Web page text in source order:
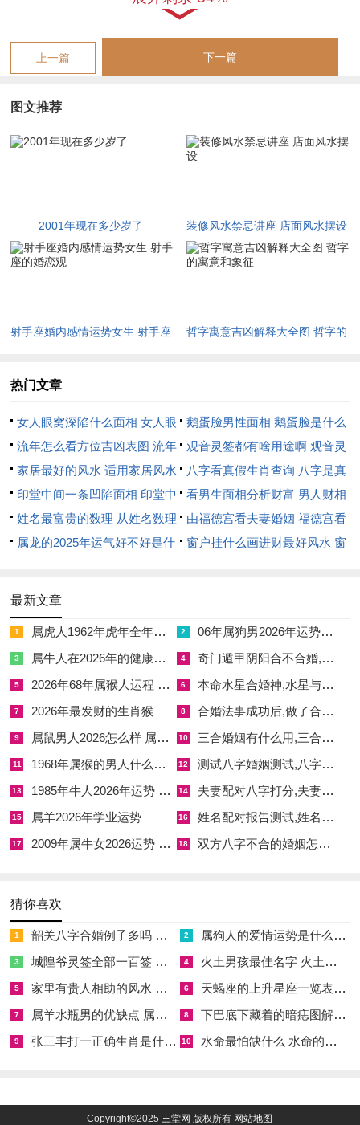
而不补水，则健康易受呼吸为你或心血管问题侵扰，通晓此理，
可提前规划养生与职业方向。
职，将甲木正财代入日常，辰土印星能化杀生身，故2024年机
遇频现，如项目合作或进修机遇，但辰土为湿土，与巳火相克，
暗藏内部变动，如团队调整或家庭琐事，虽表面顺遂，个人却需
唯通过流月细分，方可把握时机窗口，随季节轮转，春夏木火
旺，利于开拓市场与社交活跃；秋冬金水旺，利于沉淀学习与财
务规划，那具体应验，如春季求职易获录用，秋季考试有利超常
大运推算，基于生辰八字与性别区别，假设辛巳年生男，年干辛
卯、戊寅等，每运十年勾勒人生长卷，但大运庚辰，与年柱辛巳
缓解火克金之烈，却带水土混杂之弊，容易有思虑过多之象。
午火为七杀，以官杀混杂论，主事业压力大增，但机遇并存，如
晋升挑战或新领域寻找，将丙午火势代入命局，辛金受克严重，
需防健康亮红灯与情绪焦虑，尤其夏季高温时节。
但午中藏丁火己土。己土为偏印，能化杀生身，故有贵人暗助，
化解危机，虽不犯太岁，然火炎土燥，需补水调候，避免决策急
躁，结合生肖蛇在午年为桃花之年感情运势活跃，易遇浪漫邂
逅。
依据五行原理，可佩戴祥安阁喜庆迎犀吊坠，此吊坠由犀牛与太
极图构成，犀牛属水，太极平衡阴阳，能化解火旺之弊，护身平
安，助运稳进。
旺金弱，呈失衡之态，以调候用神论，首取水来制火降温，次取
土来生金固本，形成流通之局，将水元素引入生活，如居近水环
境或从事水性行业，能形成火生土、土生金、金生水的良性循
环。
但若命局无水，则火金相战，一生劳碌奔波，多遇竞争，虽可通
过大运流年补救，如遇亥子水年转运，却难根除本性躁动，唯五
之年如巳午，挑战增多，需谨慎言行，那具体运用，需结合十神
上一篇 下一篇
图文推荐
2001年现在多少岁了 装修风水禁忌讲座 店面风水摆设
射手座婚内感情运势女生 射手座
哲字寓意吉凶解释大全图 哲字的
热门文章
女人眼窝深陷什么面相 女人眼
窝深陷是短命相吗
鹅蛋脸男性面相 鹅蛋脸是什么
脸型男性
流年怎么看方位吉凶表图 流年
位置怎么看
观音灵签都有啥用途啊 观音灵
签全部签签词
家居最好的风水 适用家居风水
八字看真假生肖查询 八字是真
还是假
印堂中间一条凹陷面相 印堂中
间有条线沟好不好
看男生面相分析财富 男人财相
从哪里看
姓名最富贵的数理 从姓名数理
看富豪
由福德宫看夫妻婚姻 福德宫看
配偶生肖
属龙的2025年运气好不好是什
2025年属龙人的全年运势
窗户挂什么画进财最好风水 窗
最新文章
1 属虎人1962年虎年全年运势 1962年属虎人2026年虎年全年运势 2 06年属狗男2026年运势完整版
3 属牛人在2026年的健康运势如何 4 奇门遁甲阴阳合不合婚,奇门遁甲阴阳局排法
5 2026年68年属猴人运程 2026年68年属猴人的全年运势 6 本命水星合婚神,水星与婚神 合
7 2026年最发财的生肖猴 8 合婚法事成功后,做了合婚法事要等多久呢
9 属鼠男人2026怎么样 属鼠的男人在2026年婚姻怎么样 10 三合婚姻有什么用,三合婚姻有什么好处
11 1968年属猴的男人什么命 1968年出生的属猴男性是什么命 12 测试八字婚姻测试,八字婚姻免费测试
13 1985年牛人2026年运势 1986年属虎人2026年运势 14 夫妻配对八字打分,夫妻八字婚配
15 属羊2026年学业运势 16 姓名配对报告测试,姓名配对测算系统
17 2009年属牛女2026运势 2009年属牛女孩子的2026全年运势 18 双方八字不合的婚姻怎么破解,八字不合的夫妻怎么办
猜你喜欢
1 韶关八字合婚例子多吗 韶关八字测风水 2 属狗人的爱情运势是什么意思 属狗的人爱情观
3 城隍爷灵签全部一百签 城隍爷灵签解签大全 4 火土男孩最佳名字 火土属性的字男孩名字有哪些
5 家里有贵人相助的风水 家里有贵人是什么意思 6 天蝎座的上升星座一览表 天蝎座的上升星座查询
7 属羊水瓶男的优缺点 属羊水瓶座男生性格爱情观 8 下巴底下藏着的暗痣图解 下巴尖底下有痣代表什么
9 张三丰打一正确生肖是什么意思 张三丰是指什么生肖 10 水命最怕缺什么 水命的人忌什么
Copyright©2025 三堂网 版权所有 网站地图